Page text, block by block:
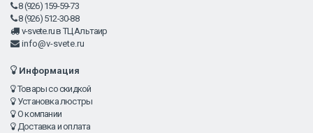
8 (926) 159-59-73
8 (926) 512-30-88
v-svete.ru в ТЦ Альтаир
info@v-svete.ru
Информация
Товары со скидкой
Установка люстры
О компании
Доставка и оплата